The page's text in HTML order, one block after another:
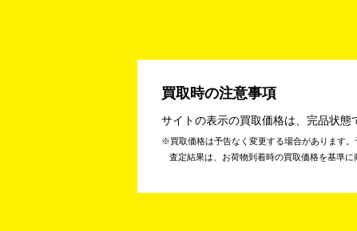
買取時の注意事項
サイトの表示の買取価格は、完品状態
買取価格は予告なく変更する場合があります。
査定結果は、お荷物到着時の買取価格を基準